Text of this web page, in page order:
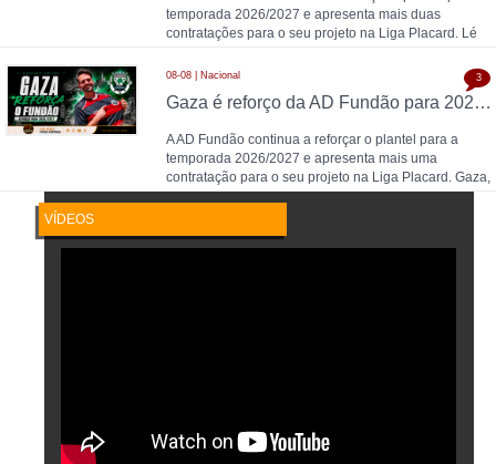
temporada 2026/2027 e apresenta mais duas
contratações para o seu projeto na Liga Placard. Lé
08-08 | Nacional
Gaza é reforço da AD Fundão para 2026/2027
A AD Fundão continua a reforçar o plantel para a
temporada 2026/2027 e apresenta mais uma
contratação para o seu projeto na Liga Placard. Gaza,
gu
3
VÍDEOS